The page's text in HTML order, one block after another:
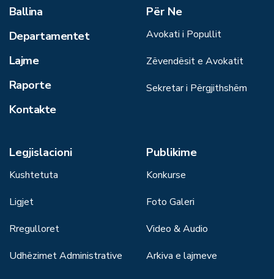
Ballina
Departamentet
Lajme
Raporte
Kontakte
Për Ne
Avokati i Popullit
Zëvendësit e Avokatit
Sekretar i Përgjithshëm
Legjislacioni
Kushtetuta
Ligjet
Rregulloret
Udhëzimet Administrative
Publikime
Konkurse
Foto Galeri
Video & Audio
Arkiva e lajmeve